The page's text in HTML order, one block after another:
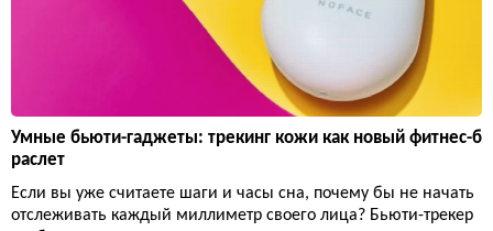
Умные бьюти-гаджеты: трекинг кожи как новый фитнес-б
раслет
Если вы уже считаете шаги и часы сна, почему бы не начать
отслеживать каждый миллиметр своего лица? Бьюти-трекер